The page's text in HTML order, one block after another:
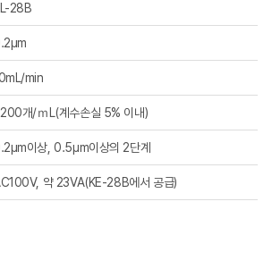
28B
min
개/ｍL(계수손실 5% 이내)
이상, 0.5μm이상의 2단계
약 23VA(KE-28B에서 공급)